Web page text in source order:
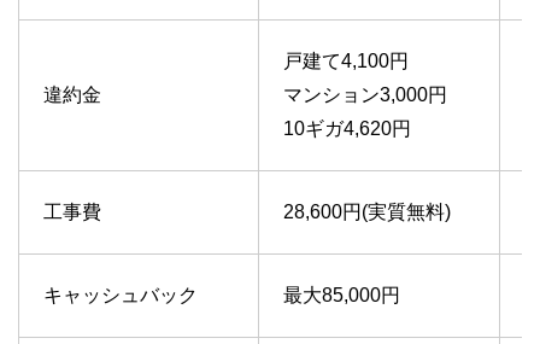
違約金
戸建て4,100円
マンション3,000円
10ギガ4,620円
工事費 28,600円(実質無料)
キャッシュバック 最大85,000円